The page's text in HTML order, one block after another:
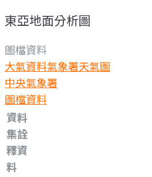
東亞地面分析圖
圖檔資料
大氣資料氣象署天氣圖
中央氣象署
圖檔資料
資料
集詮
釋資
料